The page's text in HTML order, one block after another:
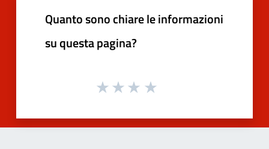
Quanto sono chiare le informazioni
su questa pagina?